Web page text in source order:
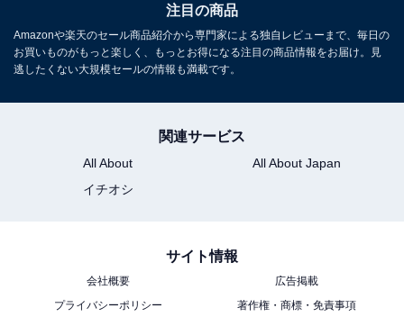
料金
※料金は公式Webサイト参考価格
※プラン・部屋により価格は変動します
※プランにより時間が異なる可能性があります
あわせて読みたい
注目の商品
Amazonや楽天のセール商品紹介から専門家による独自レビューまで、毎日の
お買いものがもっと楽しく、もっとお得になる注目の商品情報をお届け。見
逃したくない大規模セールの情報も満載です。
関連サービス
All About
All About Japan
イチオシ
サイト情報
会社概要
広告掲載
プライバシーポリシー
著作権・商標・免責事項